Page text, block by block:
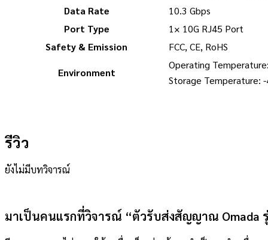
Data Rate
10.3 Gbps
Port Type
1× 10G RJ45 Port
Safety & Emission
FCC, CE, RoHS
Environment
Operating
Storage
รีวิว
ยังไม่มีบทวิจารณ์
มาเป็นคนแรกที่วิจารณ์ “ตัวรับส่งสัญญาณ Omada รุ่